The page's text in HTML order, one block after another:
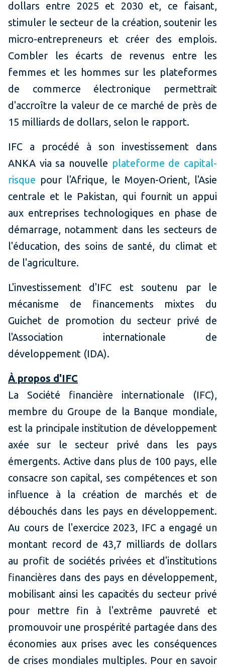
dollars entre 2025 et 2030 et, ce faisant,
stimuler le secteur de la création, soutenir les
micro-entrepreneurs et créer des emplois.
Combler les écarts de revenus entre les
femmes et les hommes sur les plateformes
de commerce électronique permettrait
d'accroître la valeur de ce marché de près de
15 milliards de dollars, selon le rapport.
IFC a procédé à son investissement dans
ANKA via sa nouvelle plateforme de capital-
risque pour l'Afrique, le Moyen-Orient, l'Asie
centrale et le Pakistan, qui fournit un appui
aux entreprises technologiques en phase de
démarrage, notamment dans les secteurs de
l'éducation, des soins de santé, du climat et
de l'agriculture.
L'investissement d'IFC est soutenu par le
mécanisme de financements mixtes du
Guichet de promotion du secteur privé de
l'Association internationale de
développement (IDA).
À propos d'IFC
La Société financière internationale (IFC),
membre du Groupe de la Banque mondiale,
est la principale institution de développement
axée sur le secteur privé dans les pays
émergents. Active dans plus de 100 pays, elle
consacre son capital, ses compétences et son
influence à la création de marchés et de
débouchés dans les pays en développement.
Au cours de l'exercice 2023, IFC a engagé un
montant record de 43,7 milliards de dollars
au profit de sociétés privées et d'institutions
financières dans des pays en développement,
mobilisant ainsi les capacités du secteur privé
pour mettre fin à l'extrême pauvreté et
promouvoir une prospérité partagée dans des
économies aux prises avec les conséquences
de crises mondiales multiples. Pour en savoir